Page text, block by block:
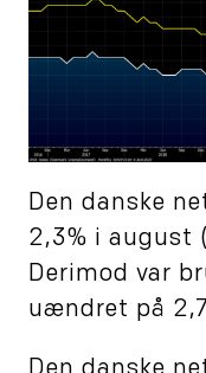
Den danske
2,3% i august
Derimod var
uændret på